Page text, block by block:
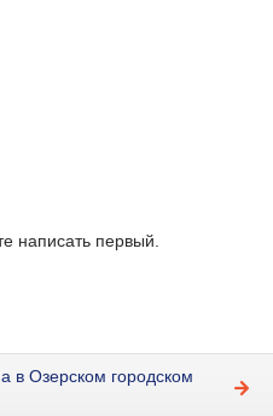
написать первый.
в Озерском городском